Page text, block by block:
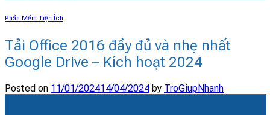
Phần Mềm Tiện Ích
Tải Office 2016 đầy đủ và nhẹ nhất
Google Drive – Kích hoạt 2024
Posted on 11/01/202414/04/2024 by TroGiupNhanh